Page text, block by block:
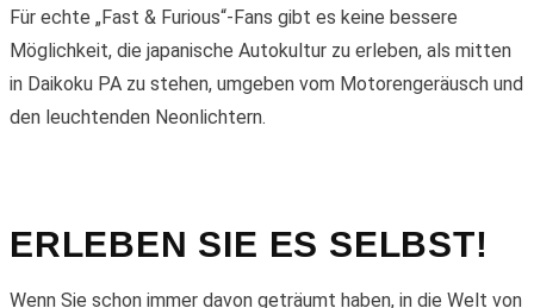
Für echte „Fast & Furious“-Fans gibt es keine bessere
Möglichkeit, die japanische Autokultur zu erleben, als mitten
in Daikoku PA zu stehen, umgeben vom Motorengeräusch und
den leuchtenden Neonlichtern.
ERLEBEN SIE ES SELBST!
Wenn Sie schon immer davon geträumt haben, in die Welt von